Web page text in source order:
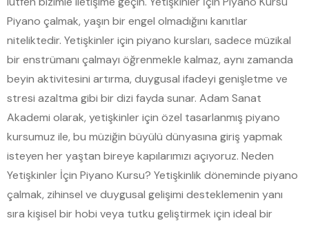
Piyano çalmak, yaşın bir engel olmadığını kanıtlar
niteliktedir. Yetişkinler için piyano kursları, sadece müzikal
bir enstrümanı çalmayı öğrenmekle kalmaz, aynı zamanda
beyin aktivitesini artırma, duygusal ifadeyi genişletme ve
stresi azaltma gibi bir dizi fayda sunar. Adam Sanat
Akademi olarak, yetişkinler için özel tasarlanmış piyano
kursumuz ile, bu müziğin büyülü dünyasına giriş yapmak
isteyen her yaştan bireye kapılarımızı açıyoruz. Neden
Yetişkinler İçin Piyano Kursu? Yetişkinlik döneminde piyano
çalmak, zihinsel ve duygusal gelişimi desteklemenin yanı
sıra kişisel bir hobi veya tutku geliştirmek için ideal bir